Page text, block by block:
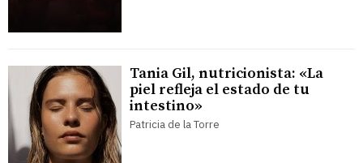
Tania Gil, nutricionista: «La
piel refleja el estado de tu
intestino»
Patricia de la Torre